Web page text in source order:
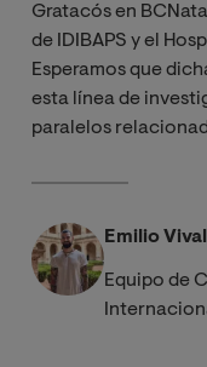
Gratacós en
de IDIBAPS y el
Esperamos que
esta línea de
paralelos
Emilio
Equipo de